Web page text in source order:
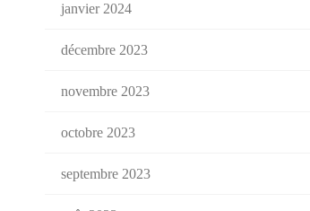
janvier 2024
décembre 2023
novembre 2023
octobre 2023
septembre 2023